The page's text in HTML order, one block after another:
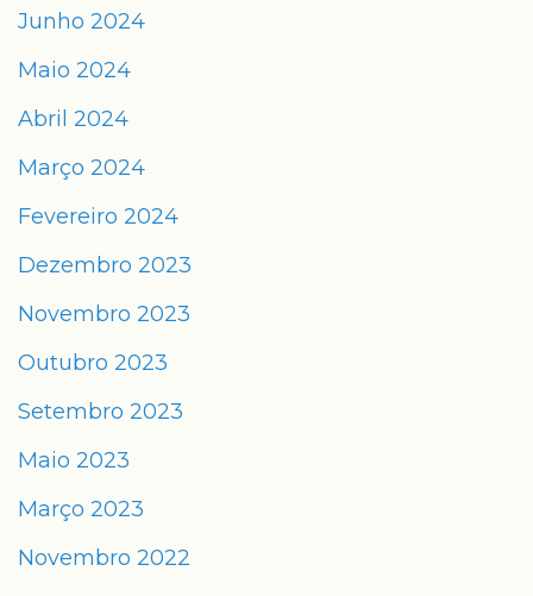
Junho 2024
Maio 2024
Abril 2024
Março 2024
Fevereiro 2024
Dezembro 2023
Novembro 2023
Outubro 2023
Setembro 2023
Maio 2023
Março 2023
Novembro 2022